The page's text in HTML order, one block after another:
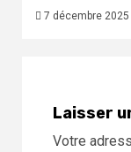
7 décembre 2025
Laisser
Votre